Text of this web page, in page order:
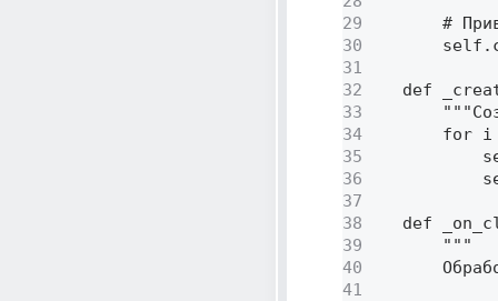
29
30
31
32
33
34
35
36
37
38
39
40
41
#
def
for
def
        """